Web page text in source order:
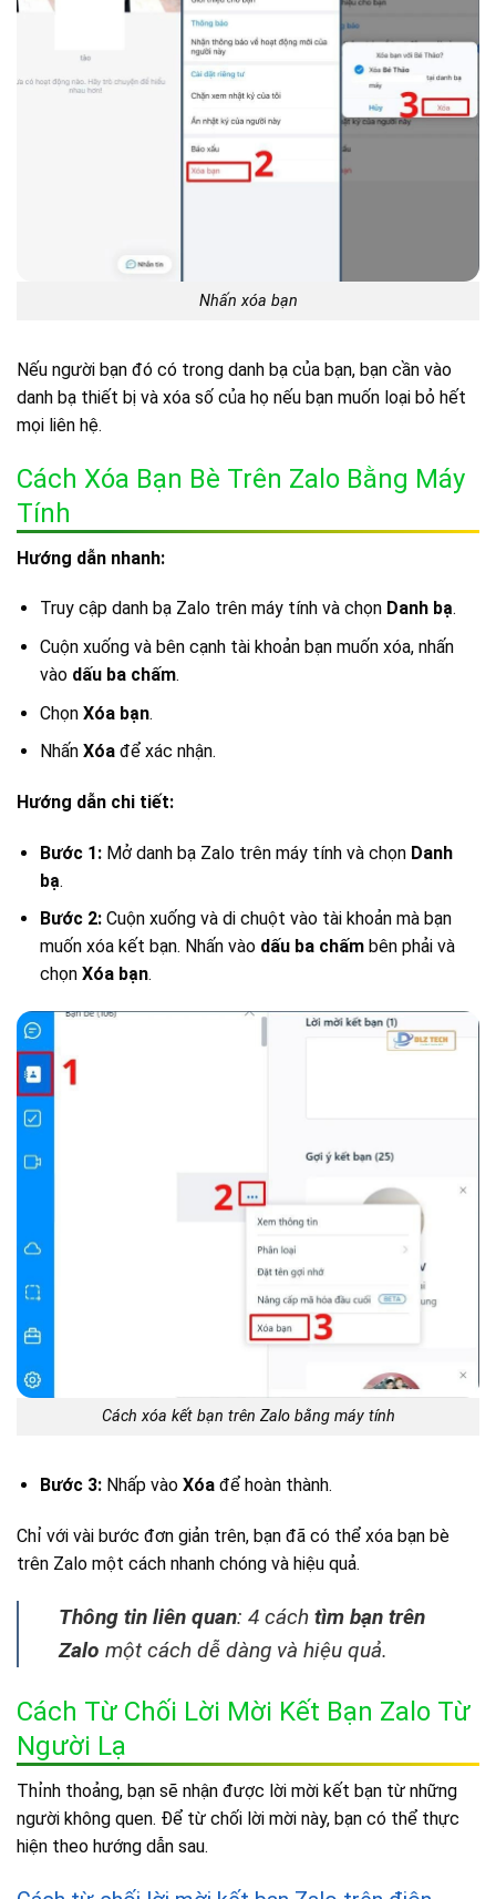
Nhấn xóa bạn
Nếu người bạn đó có trong danh bạ của bạn, bạn cần vào
danh bạ thiết bị và xóa số của họ nếu bạn muốn loại bỏ hết
mọi liên hệ.
Cách Xóa Bạn Bè Trên Zalo Bằng Máy
Tính
Hướng dẫn nhanh:
Truy cập danh bạ Zalo trên máy tính và chọn Danh bạ.
Cuộn xuống và bên cạnh tài khoản bạn muốn xóa, nhấn
vào dấu ba chấm.
Chọn Xóa bạn.
Nhấn Xóađể xác nhận.
Hướng dẫn chi tiết:
Bước 1:Mở danh bạ Zalo trên máy tính và chọn Danh
bạ.
Bước 2:Cuộn xuống và di chuột vào tài khoản mà bạn
muốn xóa kết bạn. Nhấn vào dấu ba chấmbên phải và
chọn Xóa bạn.
Cách xóa kết bạn trên Zalo bằng máy tính
Bước 3:Nhấp vào Xóađể hoàn thành.
Chỉ với vài bước đơn giản trên, bạn đã có thể xóa bạn bè
trên Zalo một cách nhanh chóng và hiệu quả.
Thông tin liên quan: 4 cách tìm bạn trên
Zalo một cách dễ dàng và hiệu quả.
Cách Từ Chối Lời Mời Kết Bạn Zalo Từ
Người Lạ
Thỉnh thoảng, bạn sẽ nhận được lời mời kết bạn từ những
người không quen. Để từ chối lời mời này, bạn có thể thực
hiện theo hướng dẫn sau.